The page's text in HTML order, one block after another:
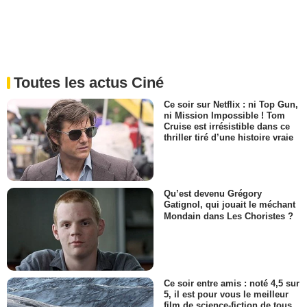
Toutes les actus Ciné
Ce soir sur Netflix : ni Top Gun,
ni Mission Impossible ! Tom
Cruise est irrésistible dans ce
thriller tiré d’une histoire vraie
Qu’est devenu Grégory
Gatignol, qui jouait le méchant
Mondain dans Les Choristes ?
Ce soir entre amis : noté 4,5 sur
5, il est pour vous le meilleur